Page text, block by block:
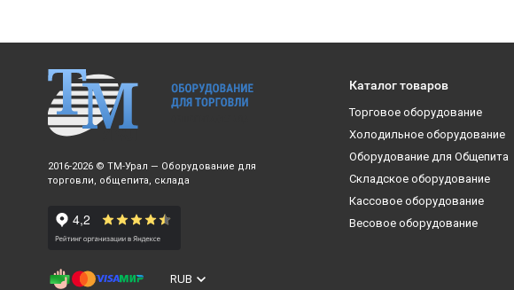
2016-2026 © ТМ-Урал — Оборудование для
торговли, общепита, склада
RUB
Каталог товаров
Торговое оборудование
Холодильное оборудование
Оборудование для Общепита
Складское оборудование
Кассовое оборудование
Весовое оборудование